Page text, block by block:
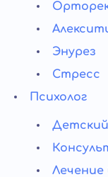
Энурез
Стресс
Психолог
Детский
Лечение